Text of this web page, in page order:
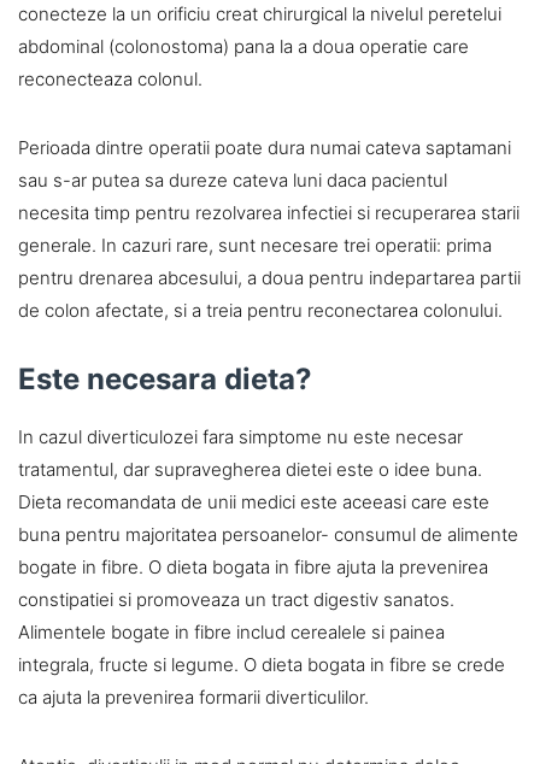
conecteze la un orificiu creat chirurgical la nivelul peretelui
abdominal (colonostoma) pana la a doua operatie care
reconecteaza colonul.
Perioada dintre operatii poate dura numai cateva saptamani
sau s-ar putea sa dureze cateva luni daca pacientul
necesita timp pentru rezolvarea infectiei si recuperarea starii
generale. In cazuri rare, sunt necesare trei operatii: prima
pentru drenarea abcesului, a doua pentru indepartarea partii
de colon afectate, si a treia pentru reconectarea colonului.
Este necesara dieta?
In cazul diverticulozei fara simptome nu este necesar
tratamentul, dar supravegherea dietei este o idee buna.
Dieta recomandata de unii medici este aceeasi care este
buna pentru majoritatea persoanelor- consumul de alimente
bogate in fibre. O dieta bogata in fibre ajuta la prevenirea
constipatiei si promoveaza un tract digestiv sanatos.
Alimentele bogate in fibre includ cerealele si painea
integrala, fructe si legume. O dieta bogata in fibre se crede
ca ajuta la prevenirea formarii diverticulilor.